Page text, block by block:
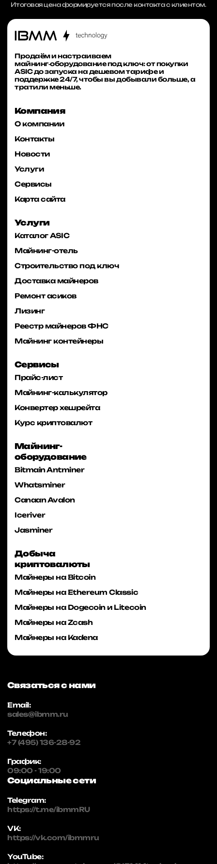
Итоговая цена формируется после контакта с клиентом.
Продаём и настраиваем
майнинг‑оборудование под ключ: от покупки
ASIC до запуска на дешевом тарифе и
поддержке 24/7, чтобы вы добывали больше, а
тратили меньше.
Компания
О компании
Контакты
Новости
Услуги
Сервисы
Карта сайта
Услуги
Каталог ASIC
Майнинг-отель
Строительство под ключ
Доставка майнеров
Ремонт асиков
Лизинг
Реестр майнеров ФНС
Майнинг контейнеры
Сервисы
Прайс-лист
Майнинг-калькулятор
Конвертер хешрейта
Курс криптовалют
Майнинг-
оборудование
Bitmain Antminer
Whatsminer
Canaan Avalon
Iceriver
Jasminer
Добыча
криптовалюты
Майнеры на Bitcoin
Майнеры на Ethereum Classic
Майнеры на Dogecoin и Litecoin
Майнеры на Zcash
Майнеры на Kadena
Связаться с нами
Email:
sales@ibmm.ru
Телефон:
+7 (495) 136-28-92
График:
09:00 - 19:00
Социальные сети
Telegram:
https://t.me/ibmmRU
VK:
https://vk.com/ibmmru
YouTube: